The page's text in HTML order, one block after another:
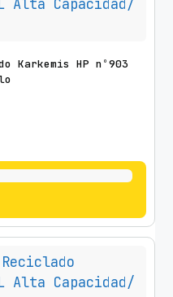
Karkemis HP nº903